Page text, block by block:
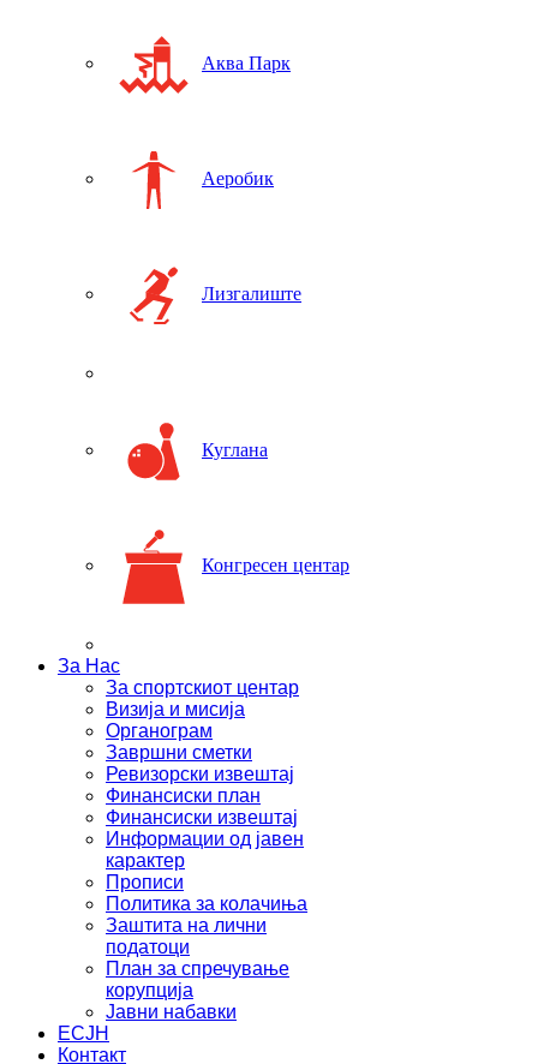
Аква Парк
Аеробик
Лизгалиште
Куглана
Конгресен центар
За Нас
За спортскиот центар
Визија и мисија
Органограм
Завршни сметки
Ревизорски извештај
Финансиски план
Финансиски извештај
Информации од јавен
карактер
Прописи
Политика за колачиња
Заштита на лични
податоци
План за спречување
корупција
Јавни набавки
ЕСЈН
Контакт